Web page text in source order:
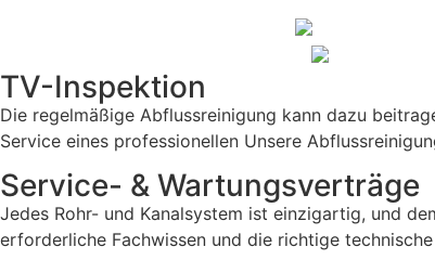
TV-Inspektion
Die regelmäßige Abflussreinigung kann dazu
Service eines professionellen Unsere
Service- & Wartungsverträge
Jedes Rohr- und Kanalsystem ist einzigartig, und
erforderliche Fachwissen und die richtige